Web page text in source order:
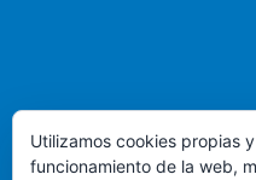
Puerto de Vigo, lonja de
Utilizamos cookies propias
funcionamiento de la web,